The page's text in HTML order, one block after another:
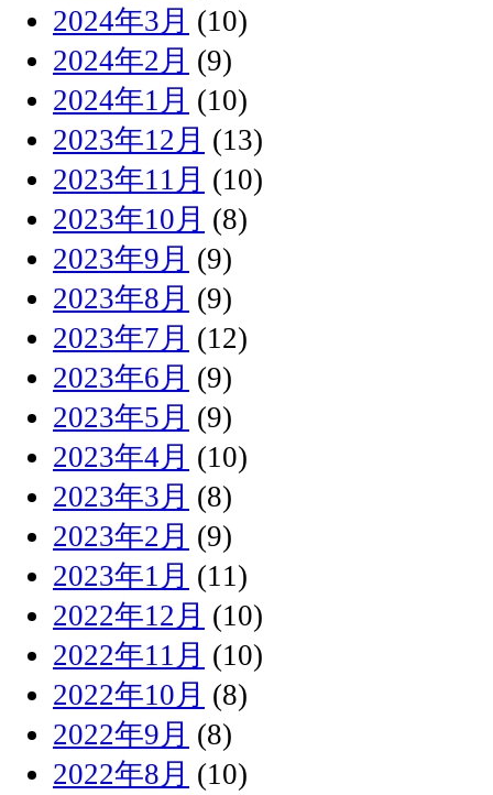
2024年3月 (10)
2024年2月 (9)
2024年1月 (10)
2023年12月 (13)
2023年11月 (10)
2023年10月 (8)
2023年9月 (9)
2023年8月 (9)
2023年7月 (12)
2023年6月 (9)
2023年5月 (9)
2023年4月 (10)
2023年3月 (8)
2023年2月 (9)
2023年1月 (11)
2022年12月 (10)
2022年11月 (10)
2022年10月 (8)
2022年9月 (8)
2022年8月 (10)